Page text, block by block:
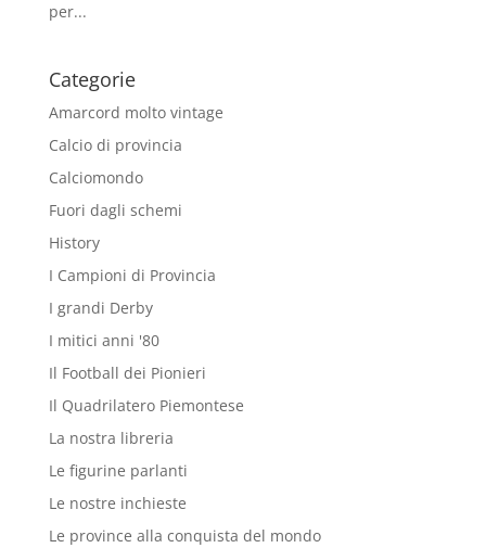
per...
Categorie
Amarcord molto vintage
Calcio di provincia
Calciomondo
Fuori dagli schemi
History
I Campioni di Provincia
I grandi Derby
I mitici anni '80
Il Football dei Pionieri
Il Quadrilatero Piemontese
La nostra libreria
Le figurine parlanti
Le nostre inchieste
Le province alla conquista del mondo